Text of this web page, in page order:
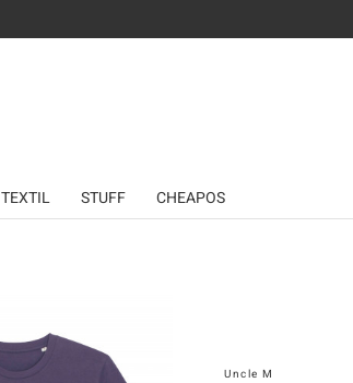
TEXTIL STUFF CHEAPOS
Uncle M